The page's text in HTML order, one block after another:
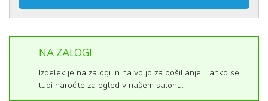
NA ZALOGI
Izdelek je na zalogi in na voljo za pošiljanje. Lahko se
tudi naročite za ogled v našem salonu.